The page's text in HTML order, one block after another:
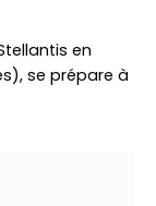
en
se prépare à